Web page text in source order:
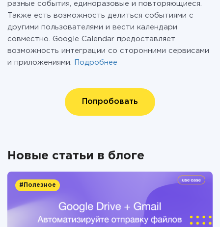
разные события, единоразовые и повторяющиеся.
Также есть возможность делиться событиями с
другими пользователями и вести календари
совместно. Google Calendar предоставляет
возможность интеграции со сторонними сервисами
и приложениями.
Подробнее
Попробовать
Новые статьи в блоге
#Полезное